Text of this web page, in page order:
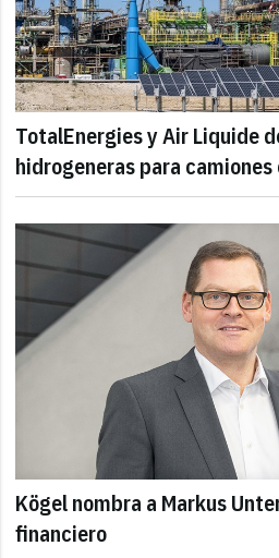
TotalEnergies y Air Liquide
hidrogeneras para camiones
Kögel nombra a Markus
financiero